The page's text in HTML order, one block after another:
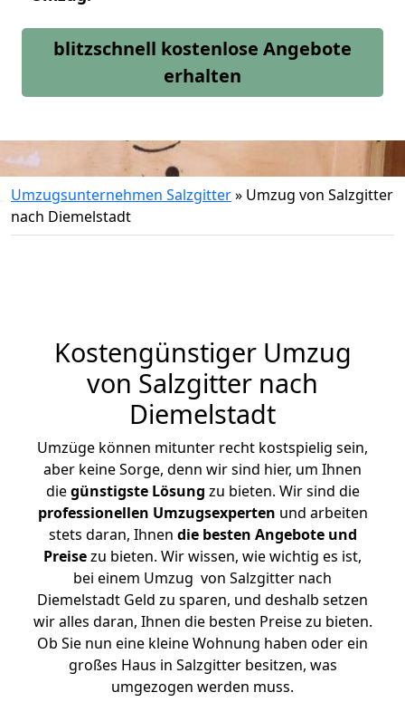
blitzschnell kostenlose Angebote
erhalten
Umzugsunternehmen Salzgitter» Umzug von Salzgitter
nach Diemelstadt
Kostengünstiger Umzug
von Salzgitter nach
Diemelstadt
Umzüge können mitunter recht kostspielig sein,
aber keine Sorge, denn wir sind hier, um Ihnen
diegünstigste Lösung zu bieten. Wir sind die
professionellen Umzugsexperten und arbeiten
stets daran, Ihnen die besten Angebote und
Preisezu bieten. Wir wissen, wie wichtig es ist,
bei einem Umzug von Salzgitter nach
Diemelstadt Geld zu sparen, und deshalb setzen
wir alles daran, Ihnen die besten Preise zu bieten.
Ob Sie nun eine kleine Wohnung haben oder ein
großes Haus in Salzgitter besitzen, was
umgezogen werden muss.